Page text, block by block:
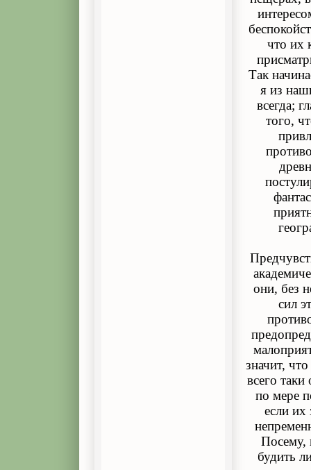
что их
Так
я из
всегда;
того,
они, без
сил
значит,
всего
по мере
если их
Посему,
будить